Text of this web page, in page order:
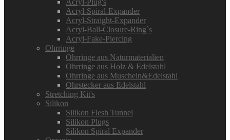
Acryl-Plug's
Acryl-Spiral-Expander
Acryl-Straight-Expander
Acryl-Ball-Closure-Ring`s
Acryl-Fake-Piercing
Ohrringe
Ohrringe aus Naturmaterialien
Ohrringe aus Holz & Edelstahl
Ohrringe aus Muscheln&Edelstahl
Ohrstecker aus Edelstahl
Stretching Kit's
Silikon
Silikon Flesh Tunnel
Silikon Plugs
Silikon Spiral Expander